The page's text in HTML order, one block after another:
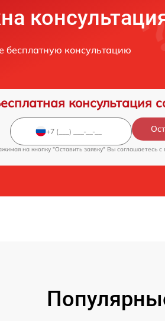
бесплатную консультацию
консультация
на кнопку "Оставить заявку" Вы соглашаетесь c